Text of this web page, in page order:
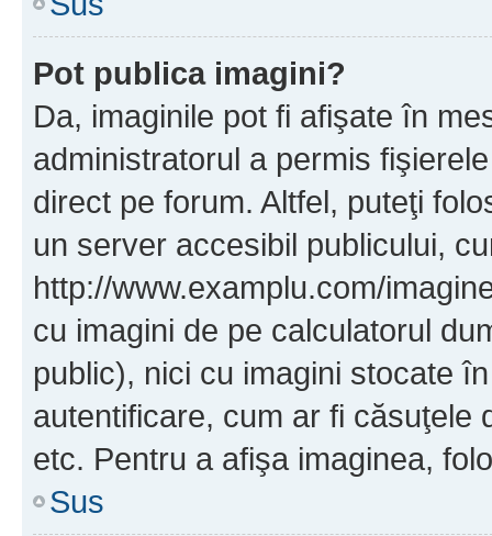
Pot publica imagini?
Da, imaginile pot fi afişate în
administratorul a permis
direct pe forum. Altfel, puteţi
un server accesibil publicului,
http://www.examplu.com/
cu imagini de pe calculatorul
public), nici cu imagini stocate
autentificare, cum ar fi căsuţele
etc. Pentru a afişa imaginea,
Sus